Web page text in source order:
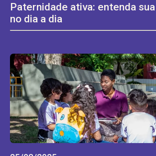
Paternidade ativa: entenda
no dia a dia